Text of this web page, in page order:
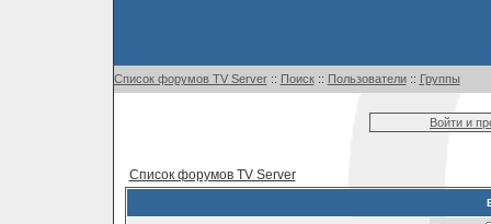
Список форумов TV Server:: Поиск:: Пользователи:: Группы
Войти и
Список форумов TV Server